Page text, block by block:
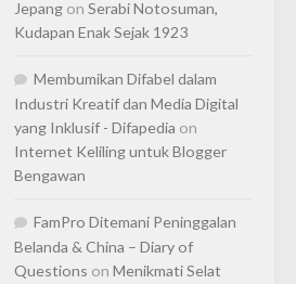
Jepang on Serabi Notosuman,
Kudapan Enak Sejak 1923
Membumikan Difabel dalam
Industri Kreatif dan Media Digital
yang Inklusif - Difapedia on
Internet Keliling untuk Blogger
Bengawan
FamPro Ditemani Peninggalan
Belanda & China – Diary of
Questions on Menikmati Selat